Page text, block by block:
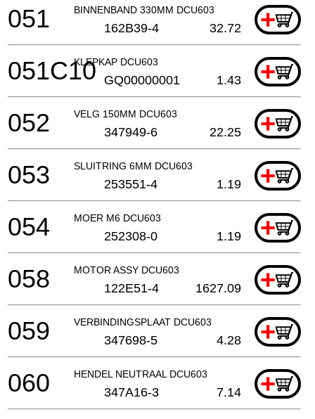
BINNENBAND 330MM DCU603 +
051 162B39-4 32.72
KLEPKAP DCU603 +
051C10 GQ00000001 1.43
VELG 150MM DCU603 +
052 347949-6 22.25
SLUITRING 6MM DCU603 +
053 253551-4 1.19
MOER M6 DCU603 +
054 252308-0 1.19
MOTOR ASSY DCU603 +
058 122E51-4 1627.09
VERBINDINGSPLAAT DCU603 +
059 347698-5 4.28
HENDEL NEUTRAAL DCU603 +
060 347A16-3 7.14